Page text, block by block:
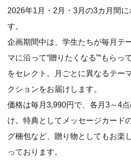
2026年1月・2月・3月の3カ月間に
す。
企画期間中は、学生たちが毎月テ
マに沿って“贈りたくなる”“もらっ
をセレクト。月ごとに異なるテー
クションをお届けします。
価格は毎月3,990円で、各月3～4
け。特典としてメッセージカード
グ梱包など、贈り物としてもお楽
っております。